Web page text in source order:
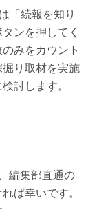
「続報を知り
ンを押してく
みをカウント
り取材を実施
討します。
編集部直通の
ば幸いです。